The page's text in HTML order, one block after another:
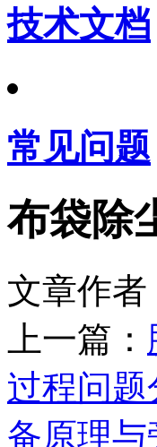
技术文档
常见问题
布袋除
文章作
上一篇：
过程问题
备原理